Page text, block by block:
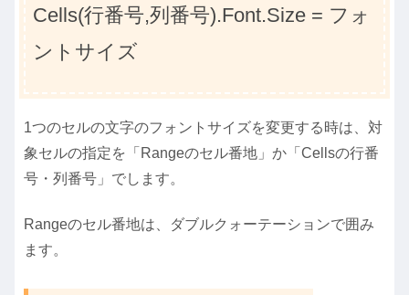
Cells(行番号,列番号).Font.Size = フォ
ントサイズ
1つのセルの文字のフォントサイズを変更する時は、対
象セルの指定を「Rangeのセル番地」か「Cellsの行番
号・列番号」でします。
Rangeのセル番地は、ダブルクォーテーションで囲み
ます。